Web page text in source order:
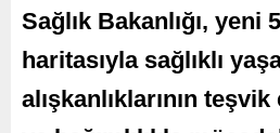
Sağlık Bakanlığı, yeni
haritasıyla sağlıklı
alışkanlıklarının